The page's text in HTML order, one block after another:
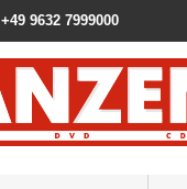
+49 9632 7999000